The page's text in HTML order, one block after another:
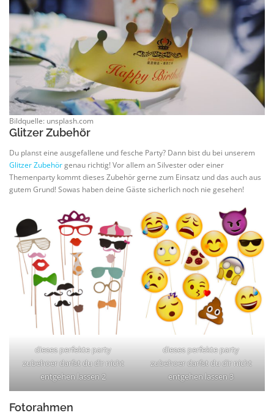
Bildquelle: unsplash.com
Glitzer Zubehör
Du planst eine ausgefallene und fesche Party? Dann bist du bei unserem
Glitzer Zubehörgenau richtig! Vor allem an Silvester oder einer
Themenparty kommt dieses Zubehör gerne zum Einsatz und das auch aus
gutem Grund! Sowas haben deine Gäste sicherlich noch nie gesehen!
dieses perfekte party
zubehoer darfst du dir nicht
entgehen lassen 2
dieses perfekte party
zubehoer darfst du dir nicht
entgehen lassen 3
Fotorahmen